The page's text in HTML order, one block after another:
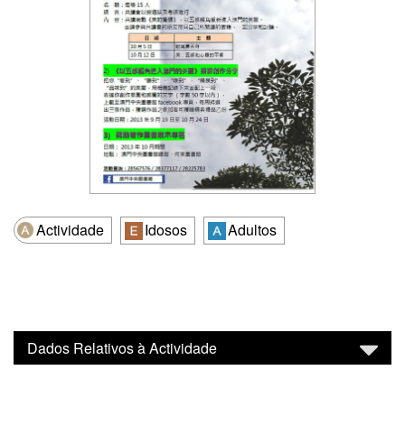
Actividade Idosos Adultos
Dados Relativos à Actividade